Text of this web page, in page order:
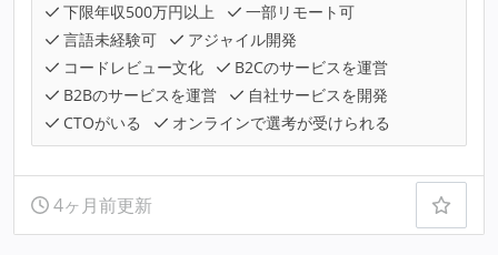
下限年収500万円以上
一部リモート可
言語未経験可
アジャイル開発
コードレビュー文化
B2Cのサービスを運営
B2Bのサービスを運営
自社サービスを開発
CTOがいる
オンラインで選考が受けられる
4ヶ月前更新